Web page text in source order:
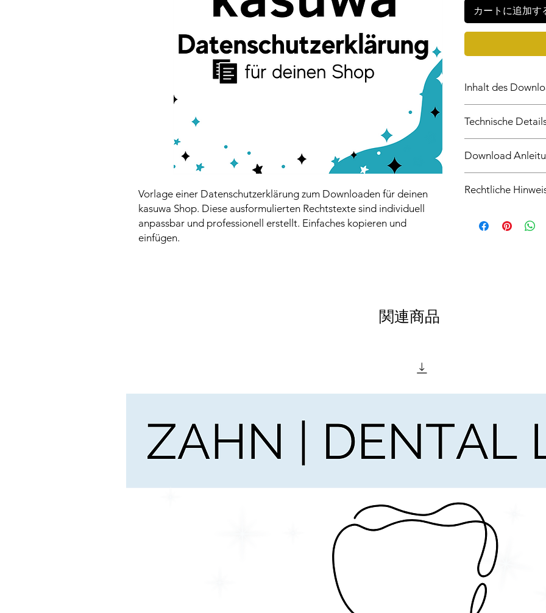
Vorlage einer Datenschutzerklärung zum Downloaden für deinen
kasuwa Shop. Diese ausformulierten Rechtstexte sind individuell
anpassbar und professionell erstellt. Einfaches kopieren und
einfügen.
カートに追加す
Inhalt des
einfach auf
basierend auf
verständlich
zur sicheren
Technische
in deutscher
nach deutschem
Word Dokument
A4 Format
kein Abonnement
Download
Nach dem Kauf
Formular
Rechtliche
Produkt, dass du
関連商品